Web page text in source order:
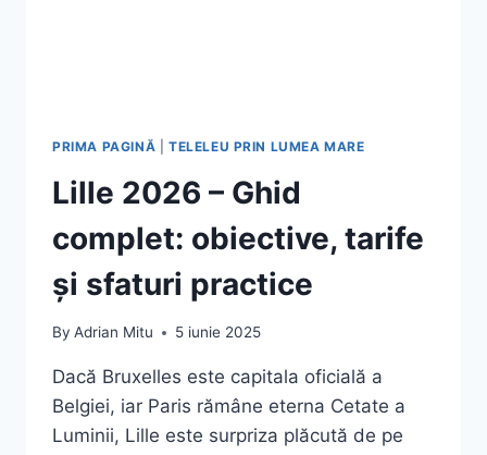
PRIMA PAGINĂ TELELEU PRIN LUMEA MARE
Lille 2026 – Ghid
complet: obiective, tarife
și sfaturi practice
By Adrian Mitu 5 iunie 2025
Dacă Bruxelles este capitala oficială a
Belgiei, iar Paris rămâne eterna Cetate a
Luminii, Lille este surpriza plăcută de pe